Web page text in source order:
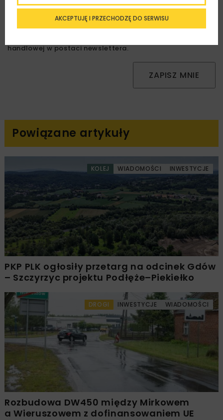
Zapoznałam/em się z Polityką Prywatności
handlowej w postaci newslettera.
ZAPISZ MNIE
Powiązane artykuły
KOLEJ WIADOMOŚCI INWESTYCJE
PKP PLK ogłosiły przetarg na odcinek Gdów
– Szczyrzyc projektu Podłęże–Piekiełko
DROGI INWESTYCJE WIADOMOŚCI
Rozbudowa DW450 między Mirkowem
a Wieruszowem z dofinansowaniem UE
AKCEPTUJĘ I PRZECHODZĘ DO SERWISU